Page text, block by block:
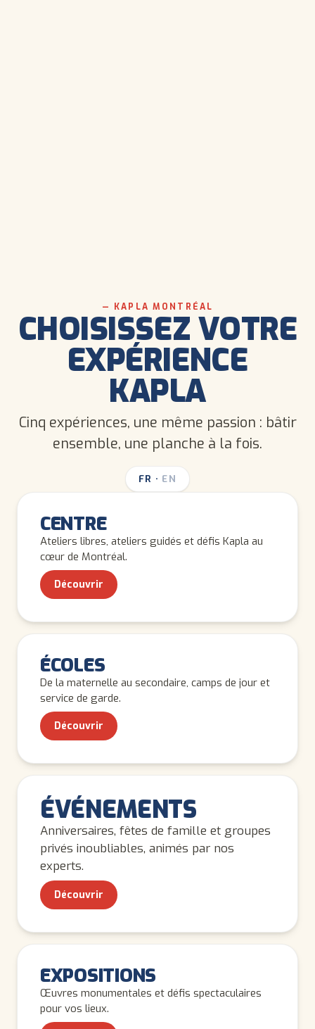
— KAPLA MONTRÉAL
CHOISISSEZ VOTRE
EXPÉRIENCE
KAPLA
Cinq expériences, une même passion : bâtir
ensemble, une planche à la fois.
FR · EN
CENTRE
Ateliers libres, ateliers guidés et défis Kapla au
cœur de Montréal.
Découvrir
ENFANTS
ÉCOLES
De la maternelle au secondaire, camps de jour et
service de garde.
Découvrir
TOUS LES ÂGES
ÉVÉNEMENTS
Anniversaires, fêtes de famille et groupes
privés inoubliables, animés par nos
experts.
Découvrir
EXPOSITIONS
Œuvres monumentales et défis spectaculaires
pour vos lieux.